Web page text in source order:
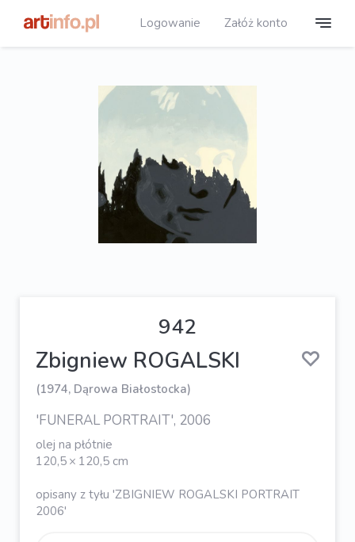
Logowanie Załóż konto
942
Zbigniew ROGALSKI
(1974, Dąrowa Białostocka)
'FUNERAL PORTRAIT', 2006
olej na płótnie
120,5 × 120,5 cm
opisany z tyłu 'ZBIGNIEW ROGALSKI PORTRAIT
2006'